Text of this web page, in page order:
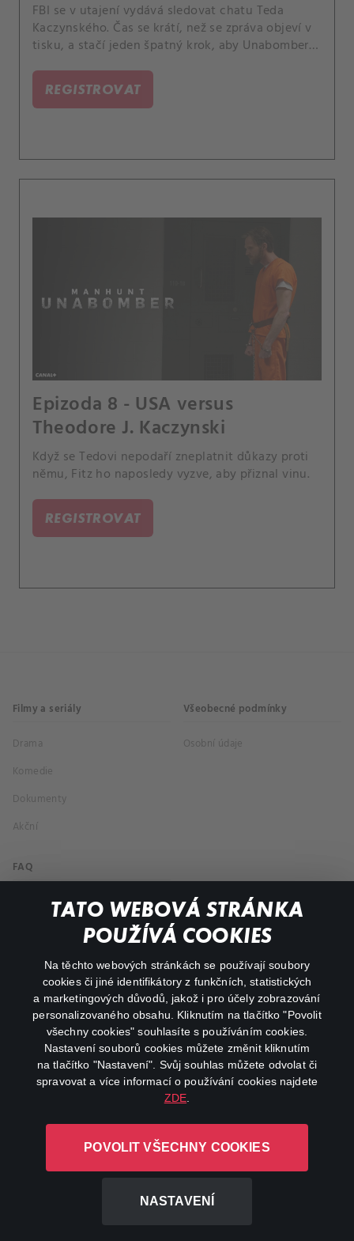
TATO WEBOVÁ STRÁNKA
POUŽÍVÁ COOKIES
Na těchto webových stránkách se používají soubory
cookies či jiné identifikátory z funkčních, statistických
a marketingových důvodů, jakož i pro účely zobrazování
personalizovaného obsahu. Kliknutím na tlačítko "Povolit
všechny cookies" souhlasíte s používáním cookies.
Nastavení souborů cookies můžete změnit kliknutím
na tlačítko "Nastavení". Svůj souhlas můžete odvolat či
spravovat a více informací o používání cookies najdete
ZDE
POVOLIT VŠECHNY COOKIES
NASTAVENÍ
FBI se v utajení vydává sledovat chatu Teda
Kaczynského. Čas se krátí, než se zpráva objeví v
tisku, a stačí jeden špatný krok, aby Unabomber
REGISTROVAT
Epizoda 8 - USA versus
Theodore J. Kaczynski
Když se Tedovi nepodaří zneplatnit důkazy proti
němu, Fitz ho naposledy vyzve, aby přiznal vinu.
REGISTROVAT
Filmy a seriály
Drama
Komedie
Dokumenty
Akční
Všeobecné podmínky
Osobní údaje
FAQ
Můj účet
Důležité odkazy
facebookinstagram
youtube
L-1246 Luxembourg R.C.S.